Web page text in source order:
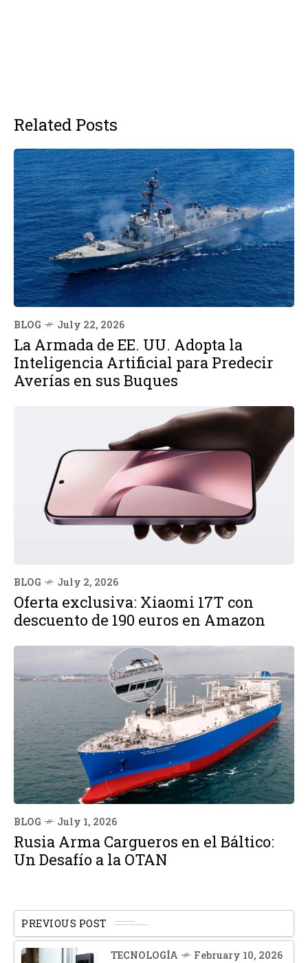
Related Posts
BLOG July 22, 2026
La Armada de EE. UU. Adopta la
Inteligencia Artificial para Predecir
Averías en sus Buques
BLOG July 2, 2026
Oferta exclusiva: Xiaomi 17T con
descuento de 190 euros en Amazon
BLOG July 1, 2026
Rusia Arma Cargueros en el Báltico:
Un Desafío a la OTAN
PREVIOUS POST
TECNOLOGÍA February 10, 2026